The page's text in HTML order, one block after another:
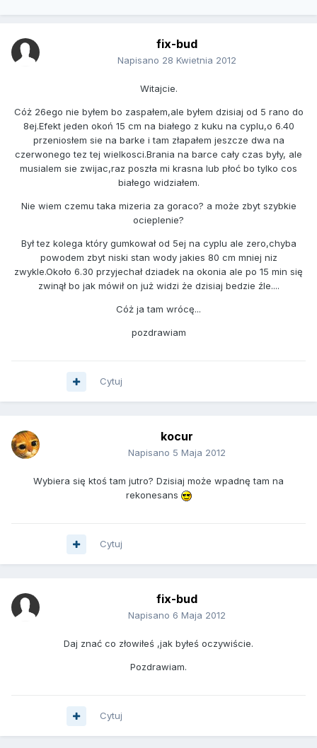
fix-bud
Napisano 28 Kwietnia 2012
Witajcie.
Cóż 26ego nie byłem bo zaspałem,ale byłem dzisiaj od 5 rano do
8ej.Efekt jeden okoń 15 cm na białego z kuku na cyplu,o 6.40
przeniosłem sie na barke i tam złapałem jeszcze dwa na
czerwonego tez tej wielkosci.Brania na barce cały czas były, ale
musialem sie zwijac,raz poszła mi krasna lub płoć bo tylko cos
białego widziałem.
Nie wiem czemu taka mizeria za goraco? a może zbyt szybkie
ocieplenie?
Był tez kolega który gumkował od 5ej na cyplu ale zero,chyba
powodem zbyt niski stan wody jakies 80 cm mniej niz
zwykle.Około 6.30 przyjechał dziadek na okonia ale po 15 min się
zwinął bo jak mówił on już widzi że dzisiaj bedzie źle....
Cóż ja tam wrócę...
pozdrawiam
Cytuj
kocur
Napisano 5 Maja 2012
Wybiera się ktoś tam jutro? Dzisiaj może wpadnę tam na
rekonesans
Cytuj
fix-bud
Napisano 6 Maja 2012
Daj znać co złowiłeś ,jak byłeś oczywiście.
Pozdrawiam.
Cytuj